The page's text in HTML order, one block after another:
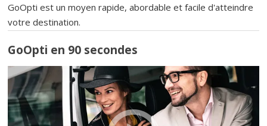
GoOpti est un moyen rapide, abordable et facile d'atteindre
votre destination.
GoOpti en 90 secondes